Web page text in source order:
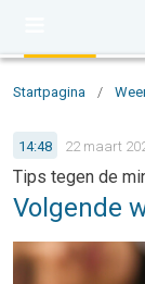
Startpagina /
14:48 22 maart
Tips tegen de
Volgende